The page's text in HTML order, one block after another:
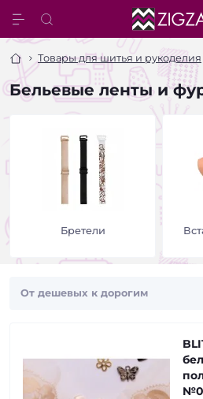
Товары для шитья и рукоделия
Бельевые ленты и
Бретели